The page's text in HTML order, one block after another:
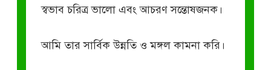
স্বভাব চরিত্র ভালো এবং আচরণ সন্তোষজনক।
আমি তার সার্বিক উন্নতি ও মঙ্গল কামনা করি।